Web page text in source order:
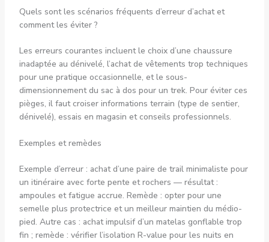
Quels sont les scénarios fréquents d’erreur d’achat et
comment les éviter ?
Les erreurs courantes incluent le choix d’une chaussure
inadaptée au dénivelé, l’achat de vêtements trop techniques
pour une pratique occasionnelle, et le sous-
dimensionnement du sac à dos pour un trek. Pour éviter ces
pièges, il faut croiser informations terrain (type de sentier,
dénivelé), essais en magasin et conseils professionnels.
Exemples et remèdes
Exemple d’erreur : achat d’une paire de trail minimaliste pour
un itinéraire avec forte pente et rochers — résultat :
ampoules et fatigue accrue. Remède : opter pour une
semelle plus protectrice et un meilleur maintien du médio-
pied. Autre cas : achat impulsif d’un matelas gonflable trop
fin ; remède : vérifier l’isolation R-value pour les nuits en